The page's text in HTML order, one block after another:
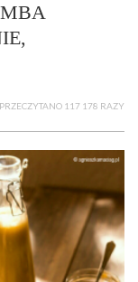
PRZECZYTANO 117 178 RAZY